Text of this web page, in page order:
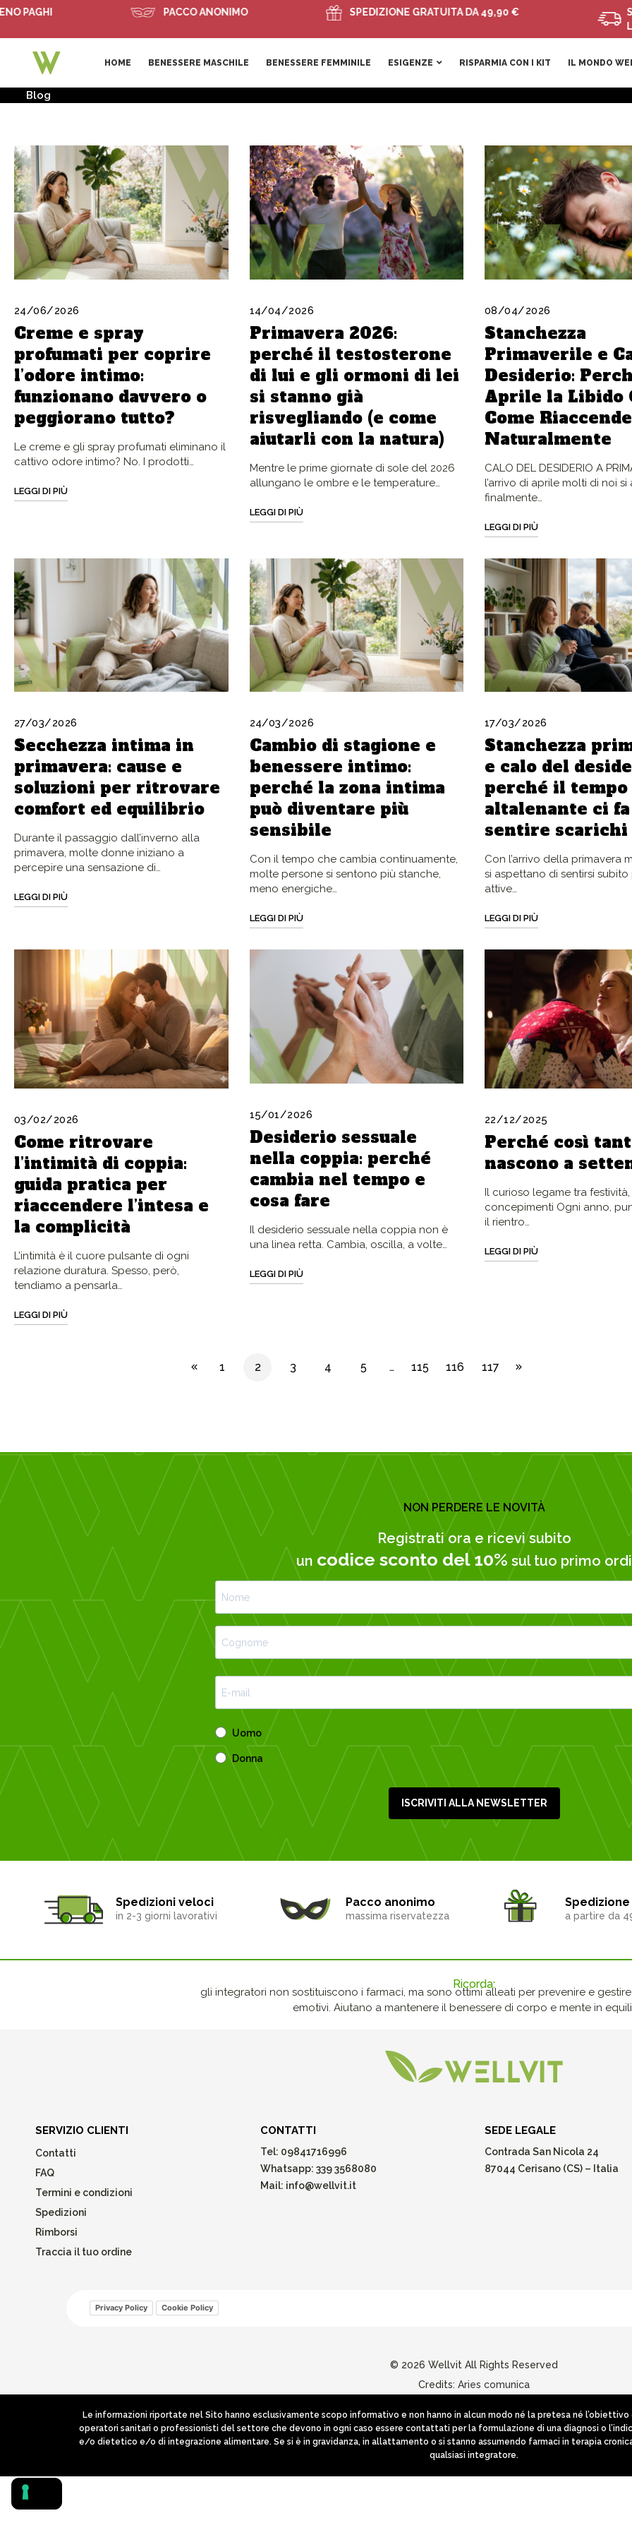
PACCO ANONIMO SPEDIZIONE GRATUITA DA 49,90 €
HOME BENESSERE MASCHILE BENESSERE FEMMINILE ESIGENZE RISPARMIA CON I KIT IL MONDO
Blog
24/06/2026
Creme e spray
profumati per coprire
l’odore intimo:
funzionano davvero o
peggiorano tutto?
Le creme e gli spray profumati eliminano il
cattivo odore intimo? No. I prodotti…
LEGGI DI PIÙ
14/04/2026
Primavera 2026:
perché il testosterone
di lui e gli ormoni di lei
si stanno già
risvegliando (e come
aiutarli con la natura)
Mentre le prime giornate di sole del 2026
allungano le ombre e le temperature…
LEGGI DI PIÙ
08/04/2026
Stanchezza
Primaverile e
Desiderio:
Aprile la Libido
Come
Naturalmente
CALO DEL DESIDERIO A
l’arrivo di aprile molti di noi
finalmente…
LEGGI DI PIÙ
27/03/2026
Secchezza intima in
primavera: cause e
soluzioni per ritrovare
comfort ed equilibrio
Durante il passaggio dall’inverno alla
primavera, molte donne iniziano a
percepire una sensazione di…
LEGGI DI PIÙ
24/03/2026
Cambio di stagione e
benessere intimo:
perché la zona intima
può diventare più
sensibile
Con il tempo che cambia continuamente,
molte persone si sentono più stanche,
meno energiche…
LEGGI DI PIÙ
17/03/2026
Stanchezza
e calo del
perché il tempo
altalenante ci fa
sentire scarichi
Con l’arrivo della primavera
si aspettano di sentirsi
attive…
LEGGI DI PIÙ
03/02/2026
Come ritrovare
l’intimità di coppia:
guida pratica per
riaccendere l’intesa e
la complicità
L’intimità è il cuore pulsante di ogni
relazione duratura. Spesso, però,
tendiamo a pensarla…
LEGGI DI PIÙ
15/01/2026
Desiderio sessuale
nella coppia: perché
cambia nel tempo e
cosa fare
Il desiderio sessuale nella coppia non è
una linea retta. Cambia, oscilla, a volte…
LEGGI DI PIÙ
22/12/2025
Perché così
nascono a
Il curioso legame tra
concepimenti Ogni anno,
il rientro…
LEGGI DI PIÙ
1 2 3 4 5 … 115 116 117
NON PERDERE LE NOVITÀ
Registrati ora e ricevi subito
un codice sconto del 10% sul tuo primo
Uomo
Donna
ISCRIVITI ALLA NEWSLETTER
Spedizioni veloci
in 2-3 giorni lavorativi
Pacco anonimo
massima riservatezza a partire da
Ricorda:
gli integratori non sostituiscono i farmaci, ma sono ottimi alleati per prevenire e
emotivi. Aiutano a mantenere il benessere di corpo e mente in
SERVIZIO CLIENTI
Contatti
FAQ
Termini e condizioni
Spedizioni
Rimborsi
Traccia il tuo ordine
CONTATTI
Tel: 09841716996
Whatsapp: 339 3568080
Mail: info@wellvit.it
SEDE LEGALE
Contrada San Nicola 24
87044 Cerisano (CS) – Italia
Privacy Policy Cookie Policy
© 2026 Wellvit All Rights Reserved
Credits: Aries comunica
Le informazioni riportate nel Sito hanno esclusivamente scopo informativo e non hanno in alcun modo né la pretesa né
operatori sanitari o professionisti del settore che devono in ogni caso essere contattati per la formulazione di una diagnosi o
e/o dietetico e/o di integrazione alimentare. Se si è in gravidanza, in allattamento o si stanno assumendo farmaci in terapia
qualsiasi integratore.